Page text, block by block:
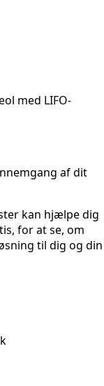
med LIFO-
af dit
kan hjælpe dig
for at se, om
til dig og din